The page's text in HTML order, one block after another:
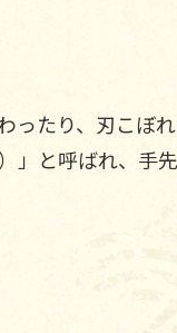
ったり、刃こぼ
」と呼ばれ、手